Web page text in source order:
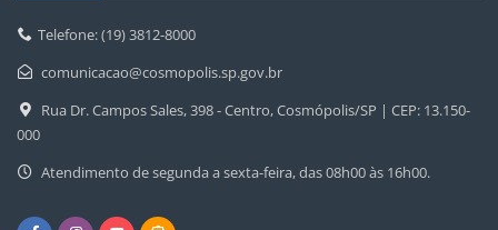
Telefone: (19) 3812-8000
comunicacao@cosmopolis.sp.gov.br
Rua Dr. Campos Sales, 398 - Centro, Cosmópolis/SP | CEP: 13.150-
000
Atendimento de segunda a sexta-feira, das 08h00 às 16h00.